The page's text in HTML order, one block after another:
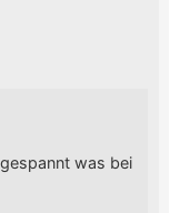
was bei